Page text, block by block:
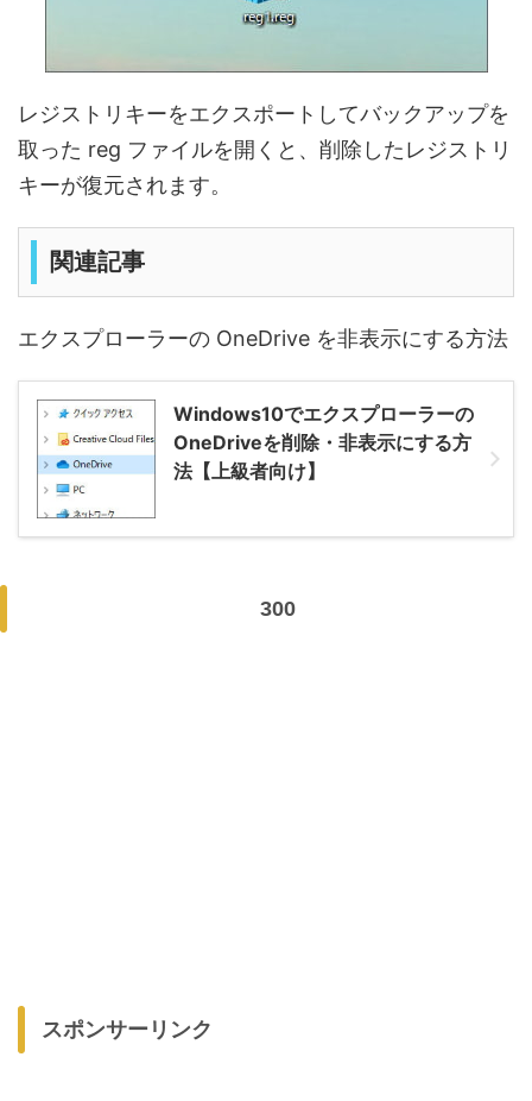
レジストリキーをエクスポートしてバックアップを
取った reg ファイルを開くと、削除したレジストリ
キーが復元されます。
関連記事
エクスプローラーの OneDrive を非表示にする方法
Windows10でエクスプローラーの
OneDriveを削除・非表示にする方
法【上級者向け】
300
スポンサーリンク